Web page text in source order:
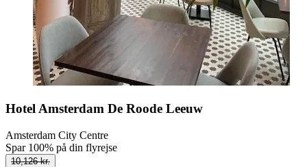
Hotel Amsterdam De Roode Leeuw
Amsterdam City Centre
Spar 100% på din flyrejse
10,126 kr.